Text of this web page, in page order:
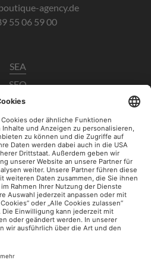
agency.de
55 06 59 00
SEA
SEO
Analytics
/ CRO
Social